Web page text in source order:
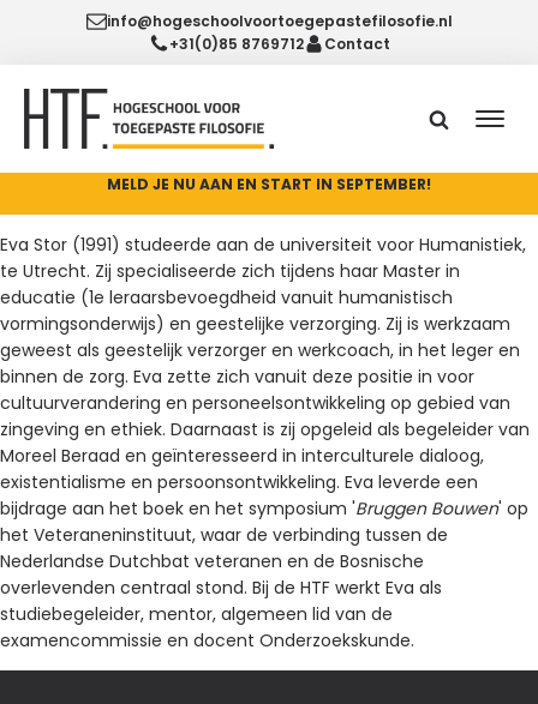
info@hogeschoolvoortoegepastefilosofie.nl
+31(0)85 8769712
Contact
MELD JE NU AAN EN START IN SEPTEMBER!
Eva Stor (1991) studeerde aan de universiteit voor Humanistiek,
te Utrecht. Zij specialiseerde zich tijdens haar Master in
educatie (1e leraarsbevoegdheid vanuit humanistisch
vormingsonderwijs) en geestelijke verzorging. Zij is werkzaam
geweest als geestelijk verzorger en werkcoach, in het leger en
binnen de zorg. Eva zette zich vanuit deze positie in voor
cultuurverandering en personeelsontwikkeling op gebied van
zingeving en ethiek. Daarnaast is zij opgeleid als begeleider van
Moreel Beraad en geïnteresseerd in interculturele dialoog,
existentialisme en persoonsontwikkeling. Eva leverde een
bijdrage aan het boek en het symposium 'Bruggen Bouwen' op
het Veteraneninstituut, waar de verbinding tussen de
Nederlandse Dutchbat veteranen en de Bosnische
overlevenden centraal stond. Bij de HTF werkt Eva als
studiebegeleider, mentor, algemeen lid van de
examencommissie en docent Onderzoekskunde.